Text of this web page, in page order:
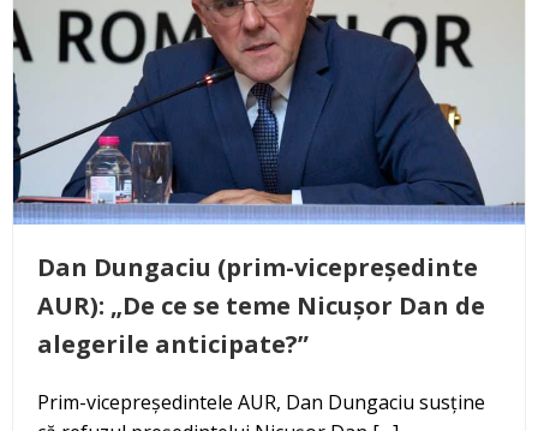
Dan Dungaciu (prim-vicepreședinte
AUR): „De ce se teme Nicușor Dan de
alegerile anticipate?”
Prim-vicepreședintele AUR, Dan Dungaciu susține